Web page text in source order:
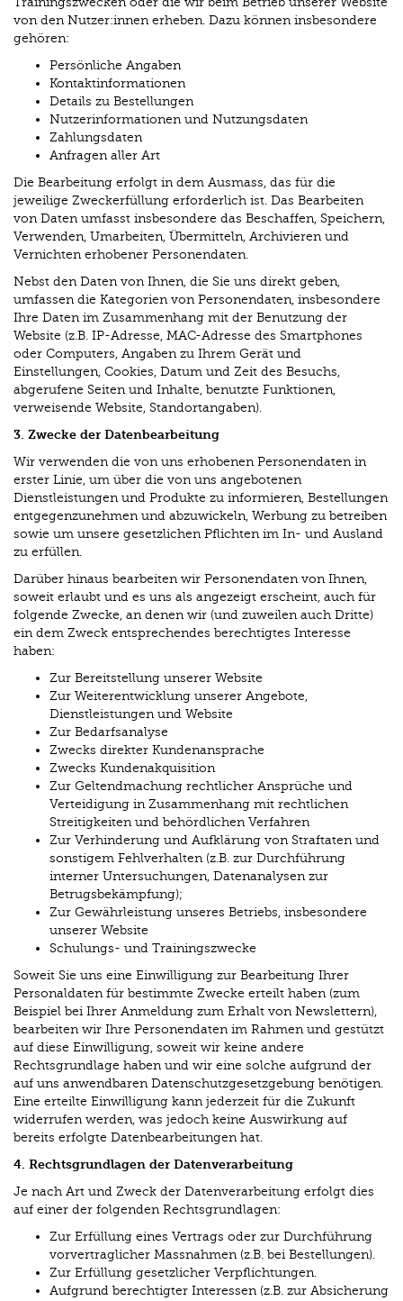
von den Nutzer:innen erheben. Dazu können insbesondere
gehören:
Persönliche Angaben
Kontaktinformationen
Details zu Bestellungen
Nutzerinformationen und Nutzungsdaten
Zahlungsdaten
Anfragen aller Art
Die Bearbeitung erfolgt in dem Ausmass, das für die
jeweilige Zweckerfüllung erforderlich ist. Das Bearbeiten
von Daten umfasst insbesondere das Beschaffen, Speichern,
Verwenden, Umarbeiten, Übermitteln, Archivieren und
Vernichten erhobener Personendaten.
Nebst den Daten von Ihnen, die Sie uns direkt geben,
umfassen die Kategorien von Personendaten, insbesondere
Ihre Daten im Zusammenhang mit der Benutzung der
Website (z.B. IP-Adresse, MAC-Adresse des Smartphones
oder Computers, Angaben zu Ihrem Gerät und
Einstellungen, Cookies, Datum und Zeit des Besuchs,
abgerufene Seiten und Inhalte, benutzte Funktionen,
verweisende Website, Standortangaben).
3. Zwecke der Datenbearbeitung
Wir verwenden die von uns erhobenen Personendaten in
erster Linie, um über die von uns angebotenen
Dienstleistungen und Produkte zu informieren, Bestellungen
entgegenzunehmen und abzuwickeln, Werbung zu betreiben
sowie um unsere gesetzlichen Pflichten im In- und Ausland
zu erfüllen.
Darüber hinaus bearbeiten wir Personendaten von Ihnen,
soweit erlaubt und es uns als angezeigt erscheint, auch für
folgende Zwecke, an denen wir (und zuweilen auch Dritte)
ein dem Zweck entsprechendes berechtigtes Interesse
haben:
Zur Bereitstellung unserer Website
Zur Weiterentwicklung unserer Angebote,
Dienstleistungen und Website
Zur Bedarfsanalyse
Zwecks direkter Kundenansprache
Zwecks Kundenakquisition
Zur Geltendmachung rechtlicher Ansprüche und
Verteidigung in Zusammenhang mit rechtlichen
Streitigkeiten und behördlichen Verfahren
Zur Verhinderung und Aufklärung von Straftaten und
sonstigem Fehlverhalten (z.B. zur Durchführung
interner Untersuchungen, Datenanalysen zur
Betrugsbekämpfung);
Zur Gewährleistung unseres Betriebs, insbesondere
unserer Website
Schulungs- und Trainingszwecke
Soweit Sie uns eine Einwilligung zur Bearbeitung Ihrer
Personaldaten für bestimmte Zwecke erteilt haben (zum
Beispiel bei Ihrer Anmeldung zum Erhalt von Newslettern),
bearbeiten wir Ihre Personendaten im Rahmen und gestützt
auf diese Einwilligung, soweit wir keine andere
Rechtsgrundlage haben und wir eine solche aufgrund der
auf uns anwendbaren Datenschutzgesetzgebung benötigen.
Eine erteilte Einwilligung kann jederzeit für die Zukunft
widerrufen werden, was jedoch keine Auswirkung auf
bereits erfolgte Datenbearbeitungen hat.
4. Rechtsgrundlagen der Datenverarbeitung
Je nach Art und Zweck der Datenverarbeitung erfolgt dies
auf einer der folgenden Rechtsgrundlagen:
Zur Erfüllung eines Vertrags oder zur Durchführung
vorvertraglicher Massnahmen (z.B. bei Bestellungen).
Zur Erfüllung gesetzlicher Verpflichtungen.
Aufgrund berechtigter Interessen (z.B. zur Absicherung